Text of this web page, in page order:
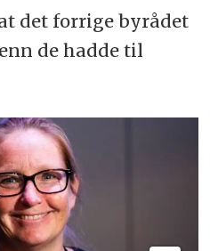
det forrige byrådet
de hadde til